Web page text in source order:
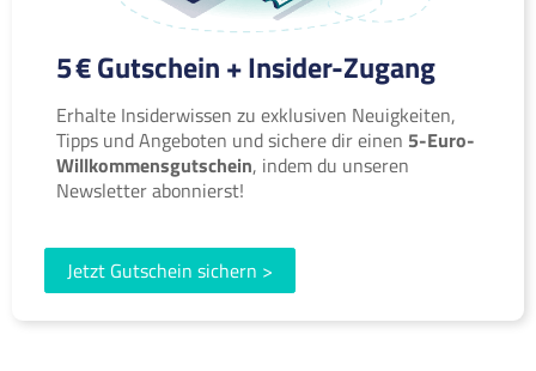
5 € Gutschein + Insider-Zugang
Erhalte Insiderwissen zu exklusiven Neuigkeiten,
Tipps und Angeboten und sichere dir einen 5-Euro-
Willkommensgutschein, indem du unseren
Newsletter abonnierst!
Jetzt Gutschein sichern >